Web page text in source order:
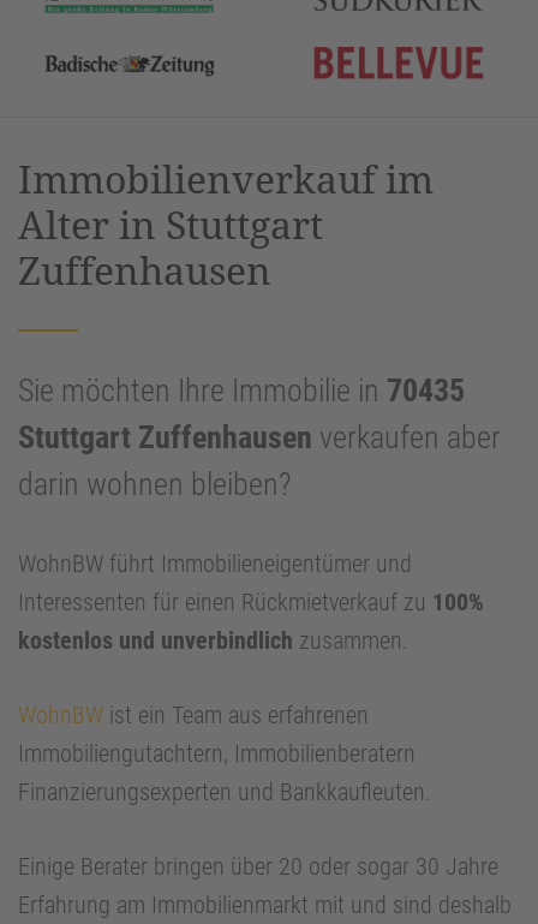
Immobilienverkauf im
Alter in Stuttgart
Zuffenhausen
Sie möchten Ihre Immobilie in 70435
Stuttgart Zuffenhausen verkaufen aber
darin wohnen bleiben?
WohnBW führt Immobilieneigentümer und
Interessenten für einen Rückmietverkauf zu 100%
kostenlos und unverbindlich zusammen.
WohnBW ist ein Team aus erfahrenen
Immobiliengutachtern, Immobilienberatern
Finanzierungsexperten und Bankkaufleuten.
Einige Berater bringen über 20 oder sogar 30 Jahre
Erfahrung am Immobilienmarkt mit und sind deshalb